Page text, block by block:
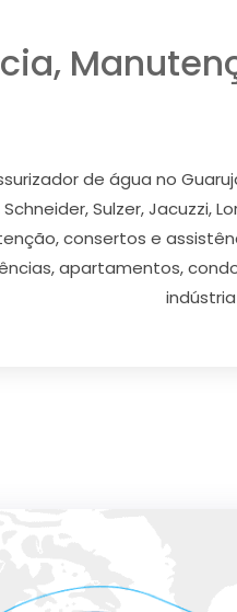
de água no
Schneider, Sulzer, Jacuzzi,
consertos e
apartamentos,